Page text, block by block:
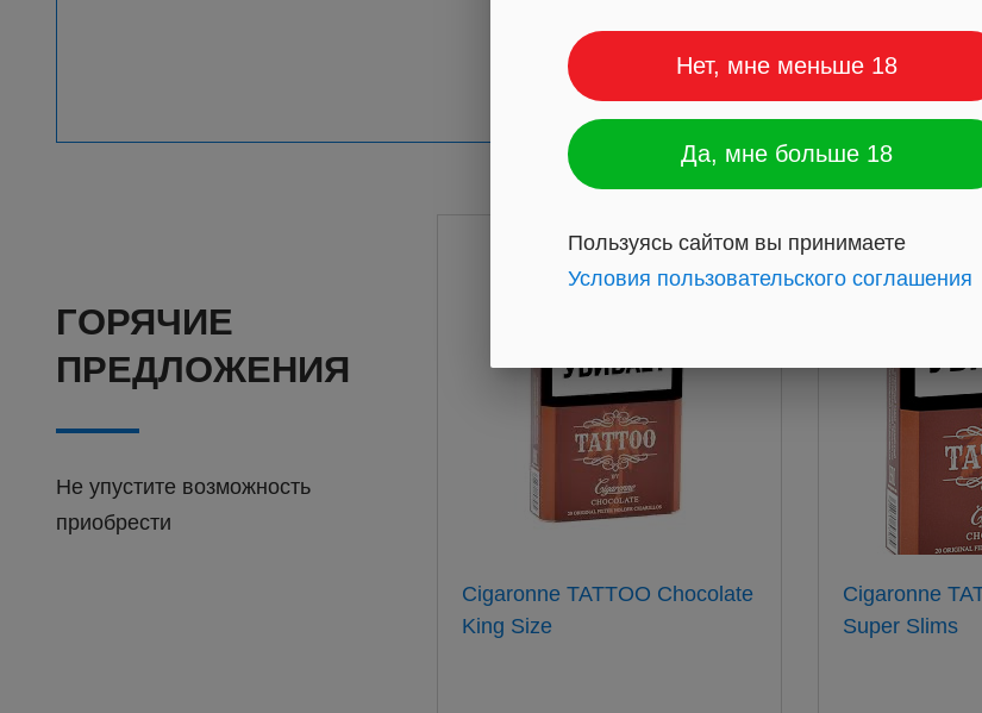
ГОРЯЧИЕ
ПРЕДЛОЖЕНИЯ
Не упустите возможность
приобрести
Cigaronne TATTOO Chocolate
King Size
Cigaronne
Super Slims
Нет, мне меньше 18
Да, мне больше 18
Пользуясь сайтом вы принимаете
Условия пользовательского соглашения